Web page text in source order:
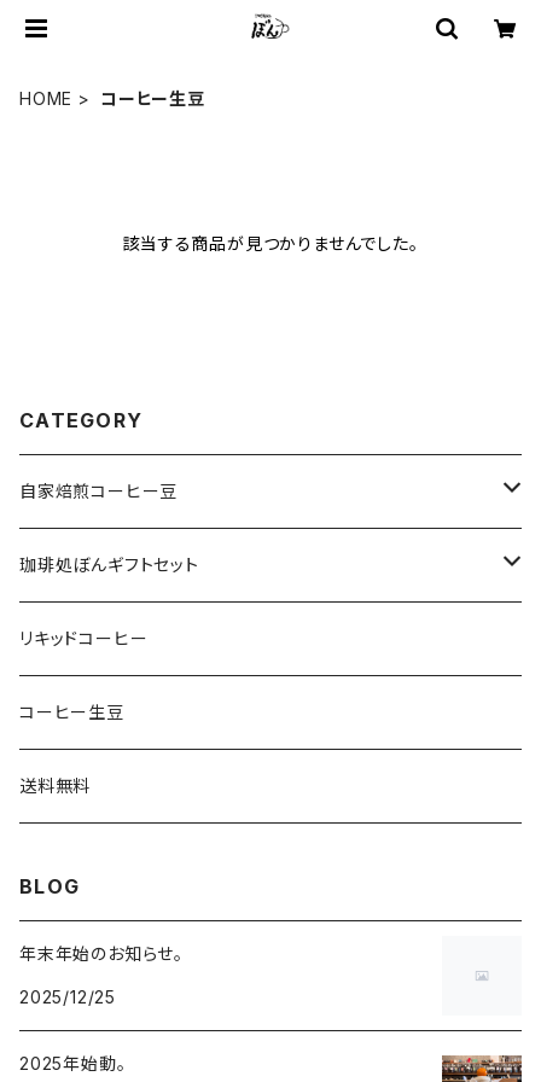
HOME コーヒー生豆
該当する商品が見つかりませんでした。
CATEGORY
自家焙煎コーヒー豆
珈琲処ぼんオリジナルブレンド
スペシャルティコーヒー
オリジナルブレンド
珈琲処ぼんセレクト
400gまとめてセット
珈琲処ぼんギフトセット
coffee1056bon GIFT BOX
Tシャツ
スマホケース
リキッドコーヒー
コーヒー生豆
送料無料
BLOG
年末年始のお知らせ。
2025/12/25
2025年始動。